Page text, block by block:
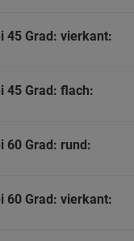
45 Grad: vierkant:
45 Grad: flach:
60 Grad: rund:
60 Grad: vierkant: